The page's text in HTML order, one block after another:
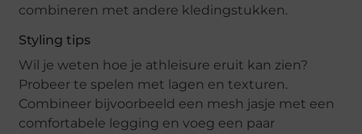
combineren met andere kledingstukken.
Styling tips
Wil je weten hoe je athleisure eruit kan zien?
Probeer te spelen met lagen en texturen.
Combineer bijvoorbeeld een mesh jasje met een
comfortabele legging en voeg een paar